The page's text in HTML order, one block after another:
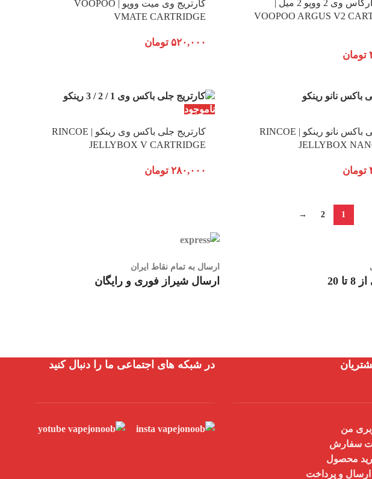
کارتریج آرگاس وی 2 ووپو 2 میل |
VOOPOO ARGUS V2
تومان
کارتریج وی میت ووپو | VOOPOO
VMATE CARTRIDGE
۵۲۰,۰۰۰ تومان
کویل جلی باکس نانو رینکو | RINCOE
JELLYBOX
تومان
ناموجود
کارتریج جلی باکس وی رینکو | RINCOE
JELLYBOX V CARTRIDGE
۲۸۰,۰۰۰ تومان
1
2
→
20
ارسال به تمام نقاط ایران
ارسال شیراز فوری و رایگان
من
سفارش
محصول
و پرداخت
در شبکه های اجتماعی ما را دنبال کنید